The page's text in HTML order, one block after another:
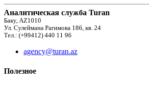
Аналитическая служба Turan
Баку, AZ1010
Ул. Сулеймана Рагимова 186, кв. 24
Тел.: (+99412) 440 11 96
agency@turan.az
Полезное